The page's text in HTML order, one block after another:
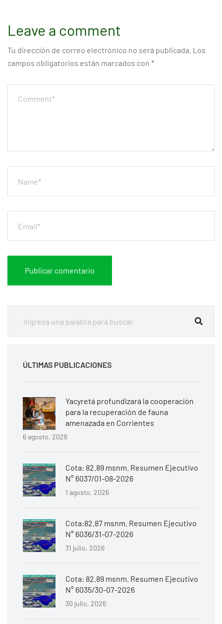
Leave a comment
Tu dirección de correo electrónico no será publicada. Los
campos obligatorios están marcados con *
ÚLTIMAS PUBLICACIONES
Yacyretá profundizará la cooperación
para la recuperación de fauna
amenazada en Corrientes
6 agosto, 2026
Cota: 82.89 msnm. Resumen Ejecutivo
N° 6037/01-08-2026
1 agosto, 2026
Cota:82.87 msnm. Resumen Ejecutivo
N° 6036/31-07-2026
31 julio, 2026
Cota: 82.89 msnm. Resumen Ejecutivo
N° 6035/30-07-2026
30 julio, 2026